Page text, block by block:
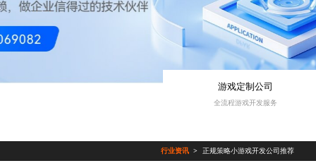
游戏定制公司
全流程游戏开发服务
行业资讯 正规策略小游戏开发公司推荐